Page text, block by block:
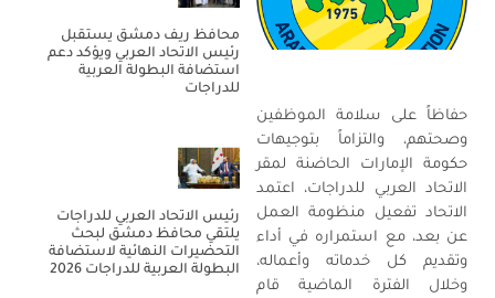
حفاظاً على سلامة الموظفين
وصحتهم، والتزاماً بتوجيهات
حكومة الإمارات الحاضنة لمقر
الاتحاد العربي للدراجات، اعتمد
الاتحاد تفعيل منظومة العمل
عن بعد، مع استمراره في أداء
وتقديم كل خدماته وأعماله،
وخلال الفترة الماضية قام
محافظ ريف دمشق يستقبل
رئيس الاتحاد العربي ويؤكد دعم
استضافة البطولة العربية
للدراجات
رئيس الاتحاد العربي للدراجات
يلتقي محافظ دمشق لبحث
التحضيرات النهائية لاستضافة
البطولة العربية للدراجات 2026